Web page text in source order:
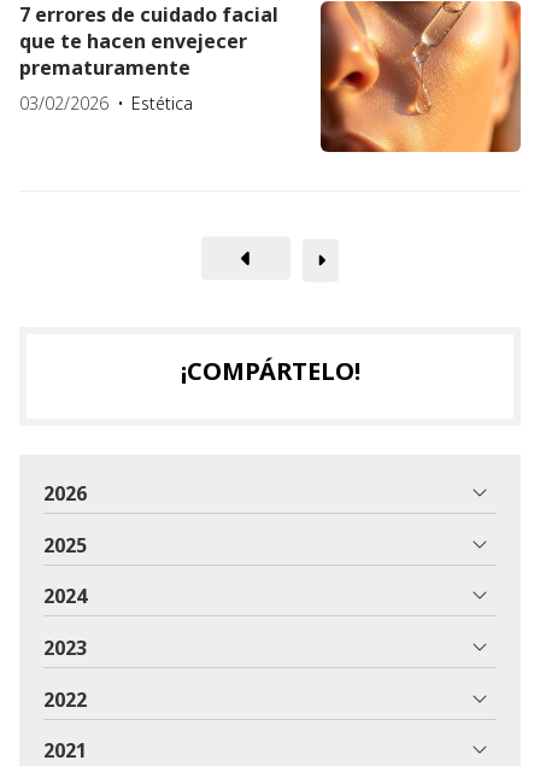
7 errores de cuidado facial
que te hacen envejecer
prematuramente
03/02/2026 Estética
¡COMPÁRTELO!
2026
2025
2024
2023
2022
2021